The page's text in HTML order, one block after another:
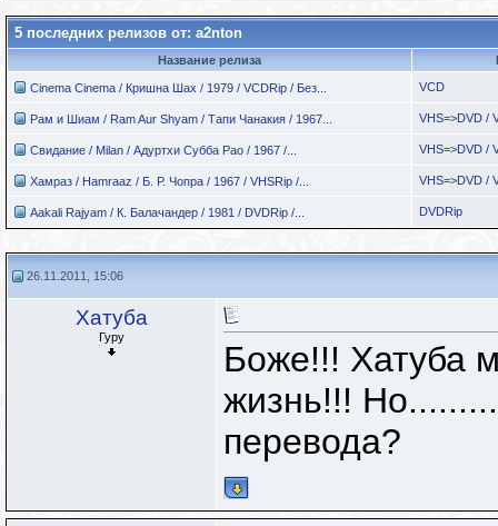
5 последних релизов от: a2nton
Название релиза
Cinema Cinema / Кришна Шах / 1979 / VCDRip / Без... VCD
Рам и Шиам / Ram Aur Shyam / Тапи Чанакия / 1967... VHS=>DVD /
Свидание / Milan / Адуртхи Субба Рао / 1967 /... VHS=>DVD /
Хамраз / Hamraaz / Б. Р. Чопра / 1967 / VHSRip /... VHS=>DVD /
Aakali Rajyam / К. Балачандер / 1981 / DVDRip /... DVDRip
26.11.2011, 15:06
Хатуба
Гуру
Боже!!! Хатуба
жизнь!!!
перевода?